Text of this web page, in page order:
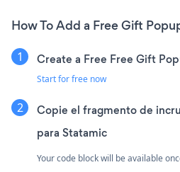
How To Add a Free Gift
Create a Free Free Gift
Start for free now
Copie el fragmento de
para Statamic
Your code block will be available